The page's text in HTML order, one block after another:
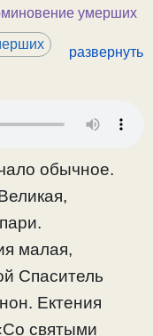
и
заупокойная.
наш».
50, Давида.
Ектения
заупокойная.
«Со святыми
и Икос.
Со душами
умерших
развернуть
обычное.
малая,
Спаситель
Ектения
святыми